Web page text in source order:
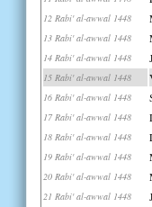
12 Rabi' al-awwal 1448
13 Rabi' al-awwal 1448
14 Rabi' al-awwal 1448
15 Rabi' al-awwal 1448
16 Rabi' al-awwal 1448
17 Rabi' al-awwal 1448
18 Rabi' al-awwal 1448
19 Rabi' al-awwal 1448
20 Rabi' al-awwal 1448
21 Rabi' al-awwal 1448